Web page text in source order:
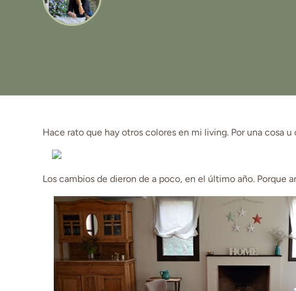
Hace rato que hay otros colores en mi living. Por una cosa
Los cambios de dieron de a poco, en el último año. Porque